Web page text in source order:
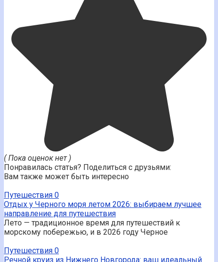
( Пока оценок нет )
Понравилась статья? Поделиться с друзьями:
Вам также может быть интересно
Путешествия 0
Отдых у Черного моря летом 2026: выбираем лучшее
направление для путешествия
Лето — традиционное время для путешествий к
морскому побережью, и в 2026 году Черное
Путешествия 0
Речной круиз из Нижнего Новгорода: ваш идеальный